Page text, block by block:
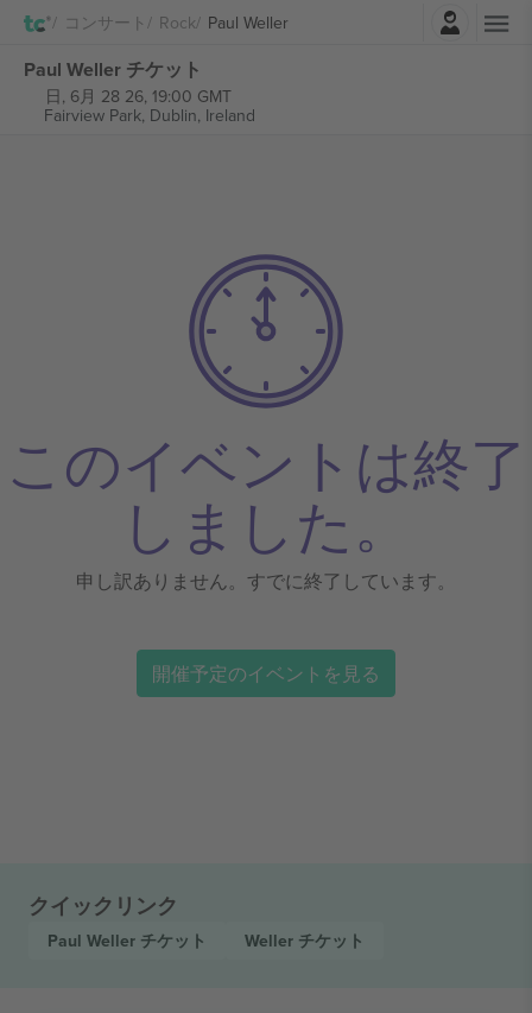
コンサート Rock Paul Weller
Paul Weller チケット
日, 6月 28 26, 19:00 GMT
Fairview Park, Dublin, Ireland
このイベントは終了
しました。
申し訳ありません。すでに終了しています。
開催予定のイベントを見る
クイックリンク
Paul Weller チケット Weller チケット